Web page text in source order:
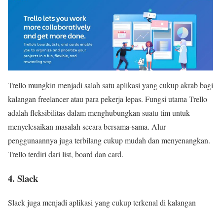
Trello mungkin menjadi salah satu aplikasi yang cukup akrab bagi
kalangan freelancer atau para pekerja lepas. Fungsi utama Trello
adalah fleksibilitas dalam menghubungkan suatu tim untuk
menyelesaikan masalah secara bersama-sama. Alur
penggunaannya juga terbilang cukup mudah dan menyenangkan.
Trello terdiri dari list, board dan card.
4. Slack
Slack juga menjadi aplikasi yang cukup terkenal di kalangan